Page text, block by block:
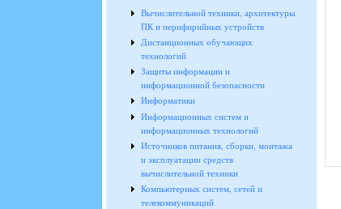
Вычислительной техники, архитектуры
ПК и перифирийных устройств
Дистанционных обучающих
технологий
Защиты информации и
информационной безопасности
Информатики
Информационных систем и
информационных технологий
Источников питания, сборки, монтажа
и эксплуатации средств
вычислительной техники
Компьютерных систем, сетей и
телекоммуникаций